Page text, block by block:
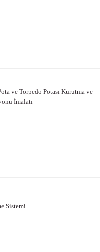
ve Torpedo Potası Kurutma ve
İmalatı
Sistemi